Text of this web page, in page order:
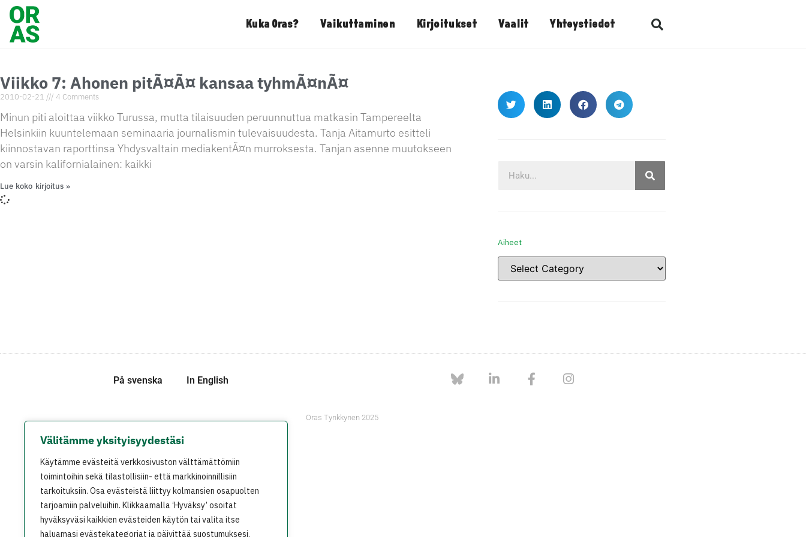
Välitämme yksityisyydestäsi
Käytämme evästeitä verkkosivuston välttämättömiin
toimintoihin sekä tilastollisiin- että markkinoinnillisiin
tarkoituksiin. Osa evästeistä liittyy kolmansien osapuolten
tarjoamiin palveluihin. Klikkaamalla ‘Hyväksy’ osoitat
hyväksyväsi kaikkien evästeiden käytön tai valita itse
haluamasi evästekategoriat ja päivittää suostumuksesi.
Kuka Oras? Vaikuttaminen Kirjoitukset Vaalit Yhteystiedot
Viikko 7: Ahonen pitÃ¤Ã¤ kansaa tyhmÃ¤nÃ¤
2010-02-21 4 Comments
Minun piti aloittaa viikko Turussa, mutta tilaisuuden peruunnuttua matkasin Tampereelta
Helsinkiin kuuntelemaan seminaaria journalismin tulevaisuudesta. Tanja Aitamurto esitteli
kiinnostavan raporttinsa Yhdysvaltain mediakentÃ¤n murroksesta. Tanjan asenne muutokseen
on varsin kalifornialainen: kaikki
Lue koko kirjoitus »
Aiheet
På svenska In English
Oras Tynkkynen 2025